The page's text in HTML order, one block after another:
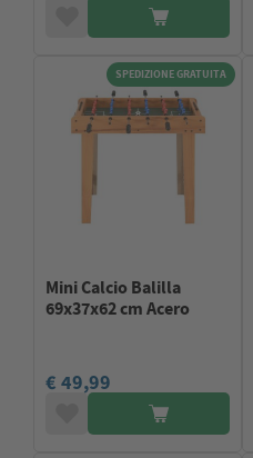
SPEDIZIONE GRATUITA
Mini Calcio Balilla
69x37x62 cm Acero
€ 49,99